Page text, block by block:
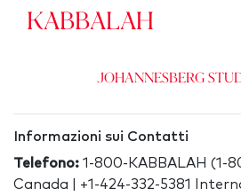
Kabbalah
Johannesberg
Informazioni sui Contatti
Telefono: 1-800-KABBALAH (1-
Canada | +1-424-332-5381